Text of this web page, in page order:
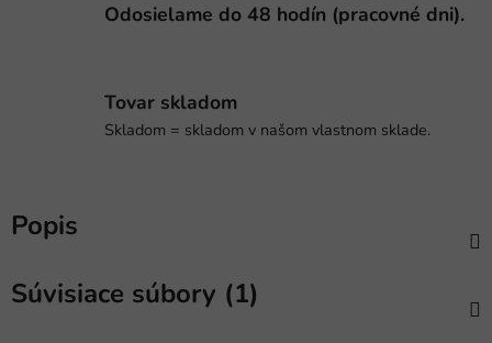
Odosielame do 48 hodín (pracovné dni).
Tovar skladom
Skladom = skladom v našom vlastnom sklade.
Popis
Súvisiace súbory (1)